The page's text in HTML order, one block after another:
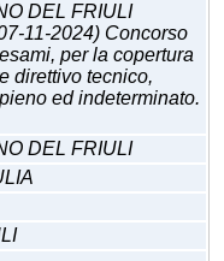
DEL FRIULI
11-2024) Concorso
per la copertura
direttivo tecnico,
ed indeterminato.
DEL FRIULI